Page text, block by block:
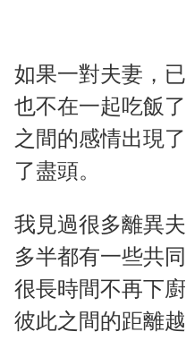
如果一對夫妻，
也不在一起吃飯
之間的感情出現
了盡頭。
我見過很多離異
多半都有一些共
很長時間不再下
彼此之間的距離